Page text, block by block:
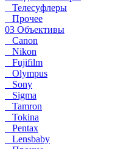
Телесуфлеры
Прочее
03 Объективы
Canon
Nikon
Fujifilm
Olympus
Sony
Sigma
Tamron
Tokina
Pentax
Lensbaby